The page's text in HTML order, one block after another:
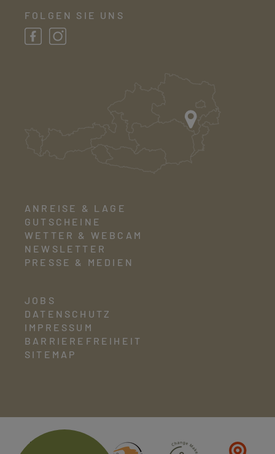
FOLGEN SIE UNS
ANREISE & LAGE
GUTSCHEINE
WETTER & WEBCAM
NEWSLETTER
PRESSE & MEDIEN
JOBS
DATENSCHUTZ
IMPRESSUM
BARRIEREFREIHEIT
SITEMAP